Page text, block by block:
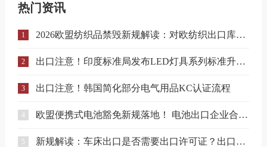
热门资讯
1 2026欧盟纺织品禁毁新规解读：对欧纺织出口库存合规与溯源指南
2 出口注意！印度标准局发布LED灯具系列标准升级实施指南
3 出口注意！韩国简化部分电气用品KC认证流程
4 欧盟便携式电池豁免新规落地！ 电池出口企业合规要点解读
5 新规解读：车床出口是否需要出口许可证？出口合规注意事项